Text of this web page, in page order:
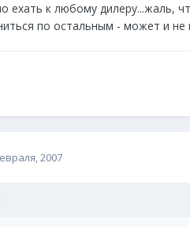
ехать к любому дилеру...жаль,
по остальным - может и не
2007